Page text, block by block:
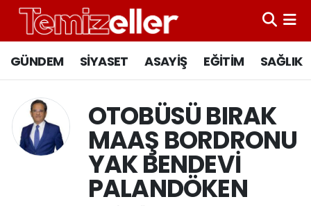
GÜNDEM SİYASET ASAYİŞ EĞİTİM SAĞLIK
OTOBÜSÜ BIRAK
MAAŞ BORDRONU
YAK BENDEVİ
PALANDÖKEN
CANLI YAYIN
ASAYİŞ
EĞİTİM
Hava Durumu
Süper Lig Puan Durumu ve Fikstür
Tüm Manşetler
Son Dakika Haberleri